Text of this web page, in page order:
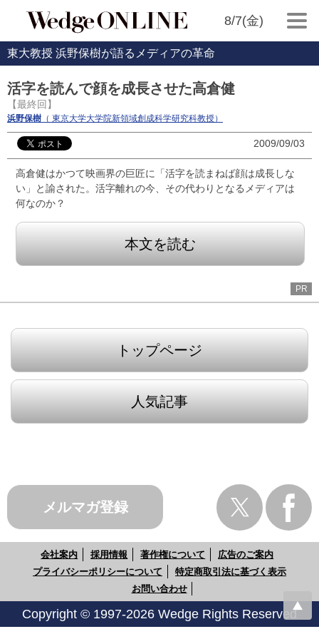
8/7(金)
東大教授 浜野保樹が語るメディアの革命
活字を読んで顔を成長させた高倉健
【最終回】
浜野保樹 （ 東京大学大学院新領域創成科学研究科教授）
2009/09/03
高倉健はかつて映画界の巨匠に「活字を読まねば顔は成長しな
い」と諭された。活字離れの今、その代わりとなるメディアは
何なのか？
本文を読む
PR
トップページ
人気記事
メルマガ登録
会社案内 採用情報 著作権について
広告のご案内
プライバシーポリシーについて
特定商取引法に基づく表示
お問い合わせ
Copyright © 1997-2026 Wedge Rights Reserved